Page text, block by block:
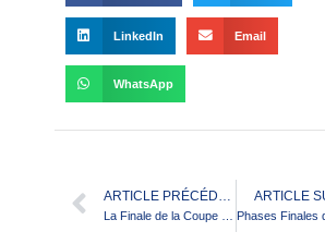
LinkedIn Email
WhatsApp
ARTICLE PRÉCÉDENT ARTICLE